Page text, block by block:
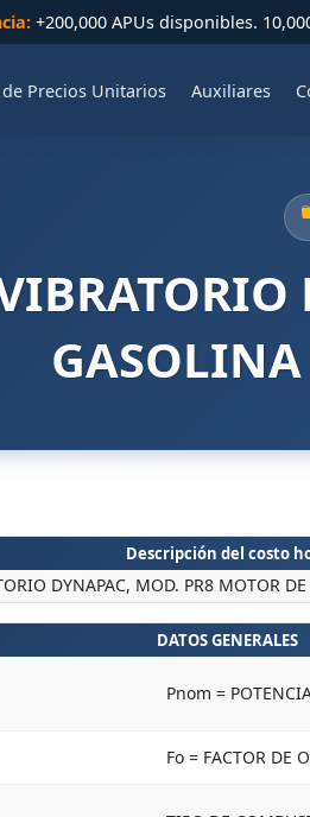
+200,000 APUs disponibles.
Precios Unitarios Auxiliares
Descripción del costo
DYNAPAC, MOD. PR8 MOTOR
DATOS GENERALES
Pnom =
Fo = FACTOR DE